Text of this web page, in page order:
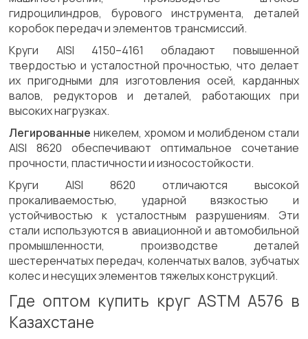
гидроцилиндров, бурового инструмента, деталей
коробок передач и элементов трансмиссий.
Круги AISI 4150–4161 обладают повышенной
твердостью и усталостной прочностью, что делает
их пригодными для изготовления осей, карданных
валов, редукторов и деталей, работающих при
высоких нагрузках.
Легированные никелем, хромом и молибденом стали
AISI 8620 обеспечивают оптимальное сочетание
прочности, пластичности и износостойкости.
Круги AISI 8620 отличаются высокой
прокаливаемостью, ударной вязкостью и
устойчивостью к усталостным разрушениям. Эти
стали используются в авиационной и автомобильной
промышленности, производстве деталей
шестеренчатых передач, коленчатых валов, зубчатых
колес и несущих элементов тяжелых конструкций.
Где оптом купить круг ASTM A576 в
Казахстане